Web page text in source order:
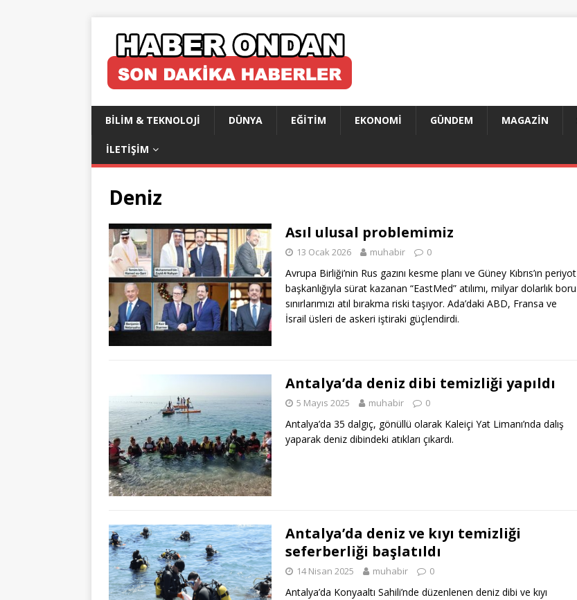
BILIM & TEKNOLOJI DÜNYA EĞITIM EKONOMI GÜNDEM MAGAZIN
İLETIŞIM
Deniz
Asıl ulusal problemimiz
13 Ocak 2026 muhabir 0
Avrupa Birliği’nin Rus gazını kesme planı ve Güney Kıbrıs’ın periyot
başkanlığıyla sürat kazanan “EastMed” atılımı, milyar dolarlık boru
sınırlarımızı atıl bırakma riski taşıyor. Ada’daki ABD, Fransa ve
İsrail üsleri de askeri iştiraki güçlendirdi.
Antalya’da deniz dibi temizliği yapıldı
5 Mayıs 2025 muhabir 0
Antalya’da 35 dalgıç, gönüllü olarak Kaleiçi Yat Limanı’nda dalış
yaparak deniz dibindeki atıkları çıkardı.
Antalya’da deniz ve kıyı temizliği
seferberliği başlatıldı
14 Nisan 2025 muhabir 0
Antalya’da Konyaaltı Sahili’nde düzenlenen deniz dibi ve kıyı